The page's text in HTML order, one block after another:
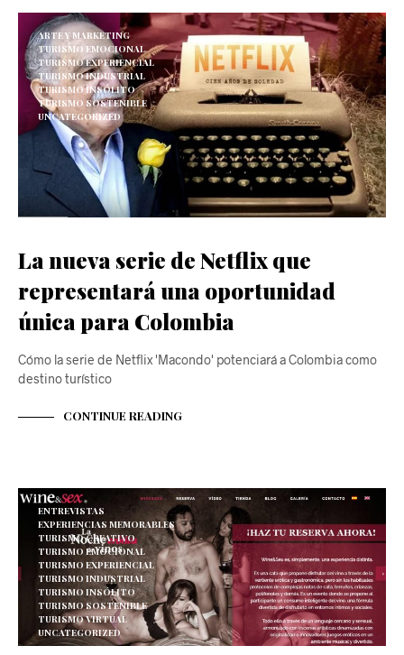
ARTE Y MARKETING
TURISMO EMOCIONAL
TURISMO EXPERIENCIAL
TURISMO INDUSTRIAL
TURISMO INSÓLITO
TURISMO SOSTENIBLE
UNCATEGORIZED
La nueva serie de Netflix que
representará una oportunidad
única para Colombia
Cómo la serie de Netflix 'Macondo' potenciará a Colombia como
destino turístico
CONTINUE READING
ENTREVISTAS
EXPERIENCIAS MEMORABLES
TURISMO CREATIVO
TURISMO EMOCIONAL
TURISMO EXPERIENCIAL
TURISMO INDUSTRIAL
TURISMO INSÓLITO
TURISMO SOSTENIBLE
TURISMO VIRTUAL
UNCATEGORIZED